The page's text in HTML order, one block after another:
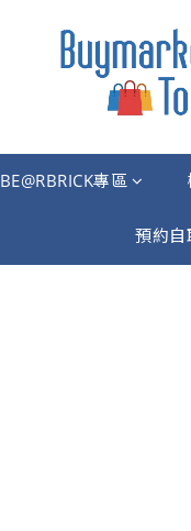
BE@RBRICK專區
預約自